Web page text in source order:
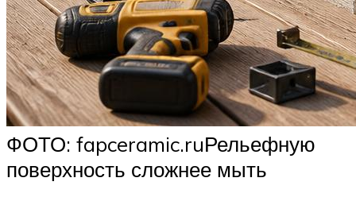
ФОТО: fapceramic.ruРельефную
поверхность сложнее мыть